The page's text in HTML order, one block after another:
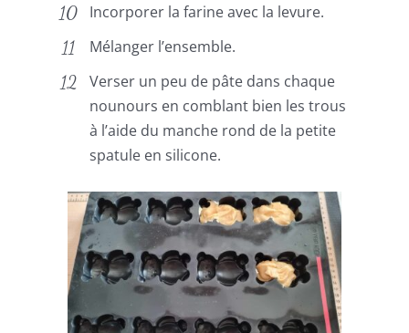
Incorporer la farine avec la levure.
Mélanger l’ensemble.
Verser un peu de pâte dans chaque
nounours en comblant bien les trous
à l’aide du manche rond de la petite
spatule en silicone.